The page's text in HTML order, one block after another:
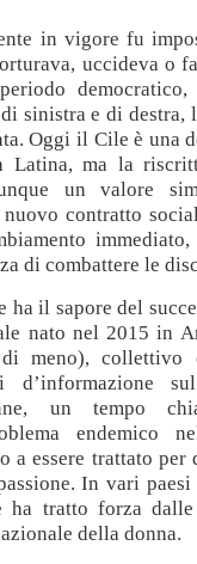
in vigore fu
uccideva o
sinistra e di destra,
Oggi il Cile è una
Latina, ma la
un valore
contratto
di combattere le
ha il sapore del
nato nel 2015 in
meno), collettivo
d’informazione
un tempo
endemico
a essere trattato per
In vari
ha tratto forza dalle
della donna.